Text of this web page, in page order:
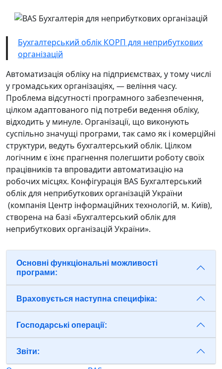
Бухгалтерський облік КОРП для неприбуткових
організацій
Автоматизація обліку на підприємствах, у тому числі
у громадських організаціях, — веління часу.
Проблема відсутності програмного забезпечення,
цілком адаптованого під потреби ведення обліку,
відходить у минуле. Організації, що виконують
суспільно значущі програми, так само як і комерційні
структури, ведуть бухгалтерський облік. Цілком
логічним є їхнє прагнення полегшити роботу своїх
працівників та впровадити автоматизацію на
робочих місцях. Конфігурація BAS Бухгалтерський
облік для неприбуткових організацій України
(компанія Центр інформаційних технологій, м. Київ),
створена на базі «Бухгалтерський облік для
неприбуткових організацій України».
Основні функціональні можливості
програми:
Враховується наступна специфіка:
Господарські операції:
Звіти: